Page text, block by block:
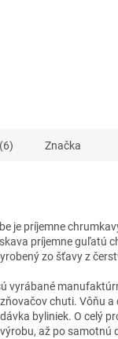
Značka
je príjemne
príjemne guľatú
zo šťavy z
vyrábané
chuti. Vôňu
byliniek. O celý
až po